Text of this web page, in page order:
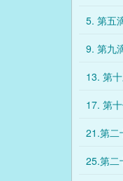
5. 第五
9. 第九
13. 第
17. 第
21.第二
25.第二